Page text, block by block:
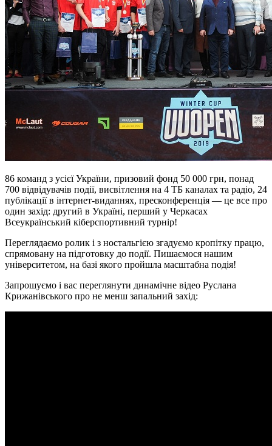
86 команд з усієї України, призовий фонд 50 000 грн, понад
700 відвідувачів події, висвітлення на 4 ТБ каналах та радіо, 24
публікації в інтернет-виданнях, пресконференція — це все про
один захід: другий в Україні, перший у Черкасах
Всеукраїнський кіберспортивний турнір!
Переглядаємо ролик і з ностальгією згадуємо кропітку працю,
спрямовану на підготовку до події. Пишаємося нашим
університетом, на базі якого пройшла масштабна подія!
Запрошуємо і вас переглянути динамічне відео Руслана
Крижанівського про не менш запальний захід: